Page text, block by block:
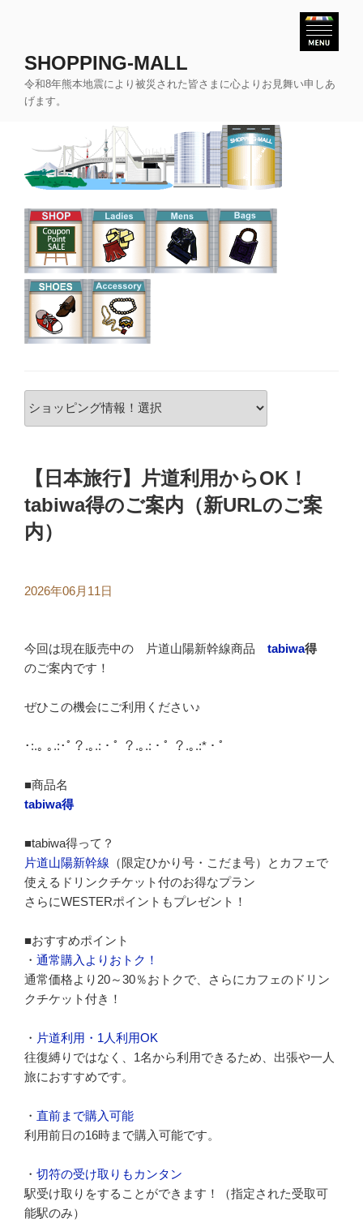
SHOPPING-MALL
令和8年熊本地震により被災された皆さまに心よりお見舞い申しあ
げます。
【日本旅行】片道利用からOK！
tabiwa得のご案内（新URLのご案
内）
2026年06月11日
今回は現在販売中の 片道山陽新幹線商品 tabiwa得
のご案内です！
ぜひこの機会にご利用ください♪
･:.｡ ｡.:･ﾟ？.｡.:・ﾟ ？.｡.:・ﾟ ？.｡.:*・ﾟ
■商品名
tabiwa得
■tabiwa得って？
片道山陽新幹線 （限定ひかり号・こだま号）とカフェで
使えるドリンクチケット付のお得なプラン
さらにWESTERポイントもプレゼント！
■おすすめポイント
・ 通常購入よりおトク！
通常価格より20～30％おトクで、さらにカフェのドリン
クチケット付き！
・ 片道利用・1人利用OK
往復縛りではなく、1名から利用できるため、出張や一人
旅におすすめです。
・ 直前まで購入可能
利用前日の16時まで購入可能です。
・ 切符の受け取りもカンタン
駅受け取りをすることができます！（指定された受取可
能駅のみ）